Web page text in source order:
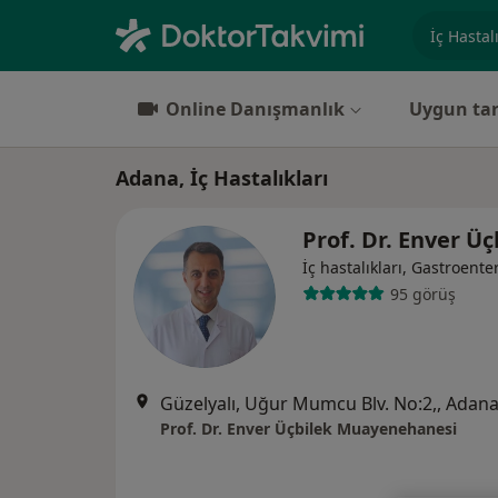
Online Danışmanlık Uygun
Adana, İç Hastalıkları
Prof. Dr. Enver
İç hastalıkları,
95 görüş
Güzelyalı, Uğur Mumcu Blv. No:2,, Adana
Prof. Dr. Enver Üçbilek Muayenehanesi